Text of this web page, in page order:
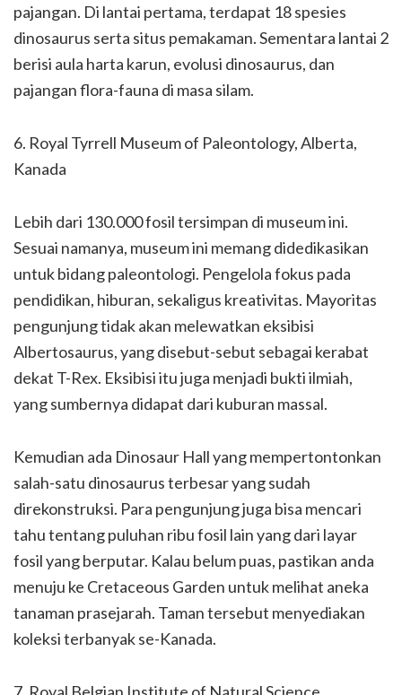
pajangan. Di lantai pertama, terdapat 18 spesies
dinosaurus serta situs pemakaman. Sementara lantai 2
berisi aula harta karun, evolusi dinosaurus, dan
pajangan flora-fauna di masa silam.
6. Royal Tyrrell Museum of Paleontology, Alberta,
Kanada
Lebih dari 130.000 fosil tersimpan di museum ini.
Sesuai namanya, museum ini memang didedikasikan
untuk bidang paleontologi. Pengelola fokus pada
pendidikan, hiburan, sekaligus kreativitas. Mayoritas
pengunjung tidak akan melewatkan eksibisi
Albertosaurus, yang disebut-sebut sebagai kerabat
dekat T-Rex. Eksibisi itu juga menjadi bukti ilmiah,
yang sumbernya didapat dari kuburan massal.
Kemudian ada Dinosaur Hall yang mempertontonkan
salah-satu dinosaurus terbesar yang sudah
direkonstruksi. Para pengunjung juga bisa mencari
tahu tentang puluhan ribu fosil lain yang dari layar
fosil yang berputar. Kalau belum puas, pastikan anda
menuju ke Cretaceous Garden untuk melihat aneka
tanaman prasejarah. Taman tersebut menyediakan
koleksi terbanyak se-Kanada.